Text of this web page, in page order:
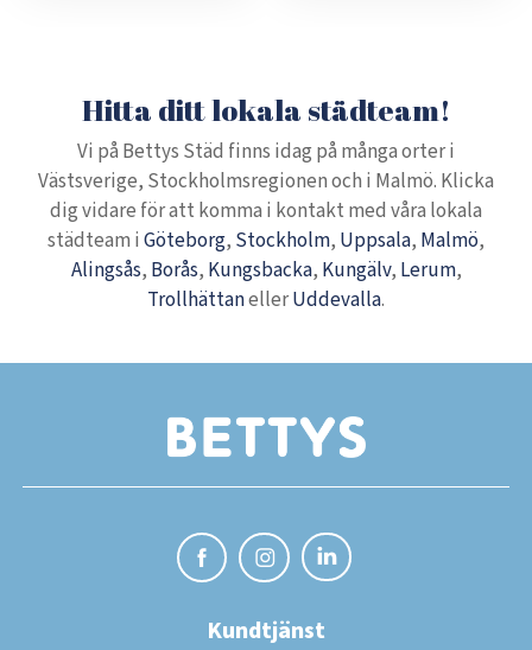
Hitta ditt lokala städteam!
Vi på Bettys Städ finns idag på många orter i
Västsverige, Stockholmsregionen och i Malmö. Klicka
dig vidare för att komma i kontakt med våra lokala
städteam i Göteborg, Stockholm, Uppsala, Malmö,
Alingsås, Borås, Kungsbacka, Kungälv, Lerum,
TrollhättanellerUddevalla.
Kundtjänst